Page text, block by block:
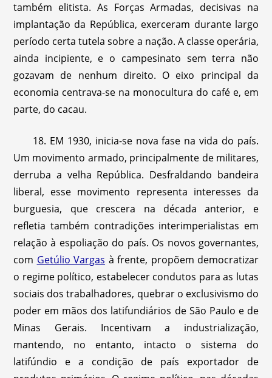
também elitista. As Forças Armadas, decisivas na
implantação da República, exerceram durante largo
período certa tutela sobre a nação. A classe operária,
ainda incipiente, e o campesinato sem terra não
gozavam de nenhum direito. O eixo principal da
economia centrava-se na monocultura do café e, em
parte, do cacau.
18. EM 1930, inicia-se nova fase na vida do país.
Um movimento armado, principalmente de militares,
derruba a velha República. Desfraldando bandeira
liberal, esse movimento representa interesses da
burguesia, que crescera na década anterior, e
refletia também contradições interimperialistas em
relação à espoliação do país. Os novos governantes,
com Getúlio Vargas à frente, propõem democratizar
o regime político, estabelecer condutos para as lutas
sociais dos trabalhadores, quebrar o exclusivismo do
poder em mãos dos latifundiários de São Paulo e de
Minas Gerais. Incentivam a industrialização,
mantendo, no entanto, intacto o sistema do
latifúndio e a condição de país exportador de